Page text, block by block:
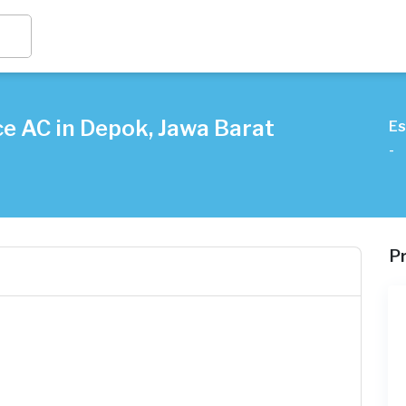
AC in Depok, Jawa Barat
-